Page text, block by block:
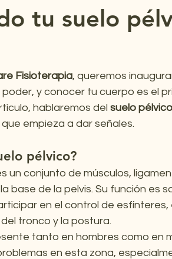
tu suelo
Fisioterapia, queremos
y conocer tu cuerpo es el
hablaremos del suelo pélvico
empieza a dar señales.
pélvico?
un conjunto de músculos,
base de la pelvis. Su función es
en el control de
tronco y la postura.
tanto en hombres como en
en esta zona,